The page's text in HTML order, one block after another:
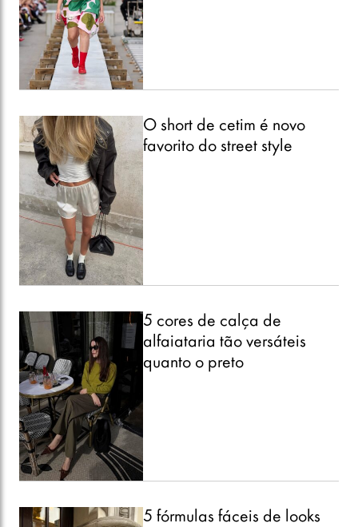
O short de cetim é novo
favorito do street style
5 cores de calça de
alfaiataria tão versáteis
quanto o preto
5 fórmulas fáceis de looks